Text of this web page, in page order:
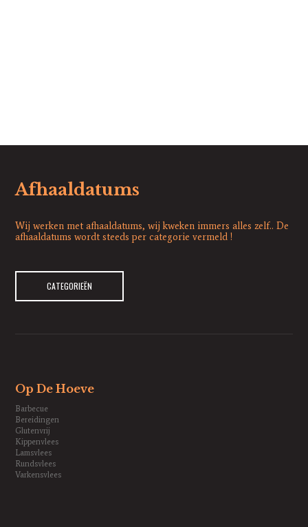
Afhaaldatums
Wij werken met afhaaldatums, wij kweken immers alles zelf.. De
afhaaldatums wordt steeds per categorie vermeld !
CATEGORIEËN
Op De Hoeve
Barbecue
Bereidingen
Glutenvrij
Kippenvlees
Lamsvlees
Rundsvlees
Varkensvlees